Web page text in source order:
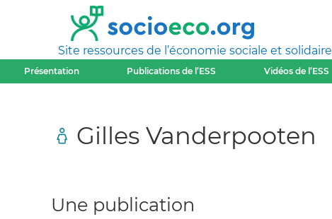
Site ressources de l’économie sociale et solidaire
Présentation Publications de l’ESS Vidéos de l’ESS
Gilles Vanderpooten
Une publication